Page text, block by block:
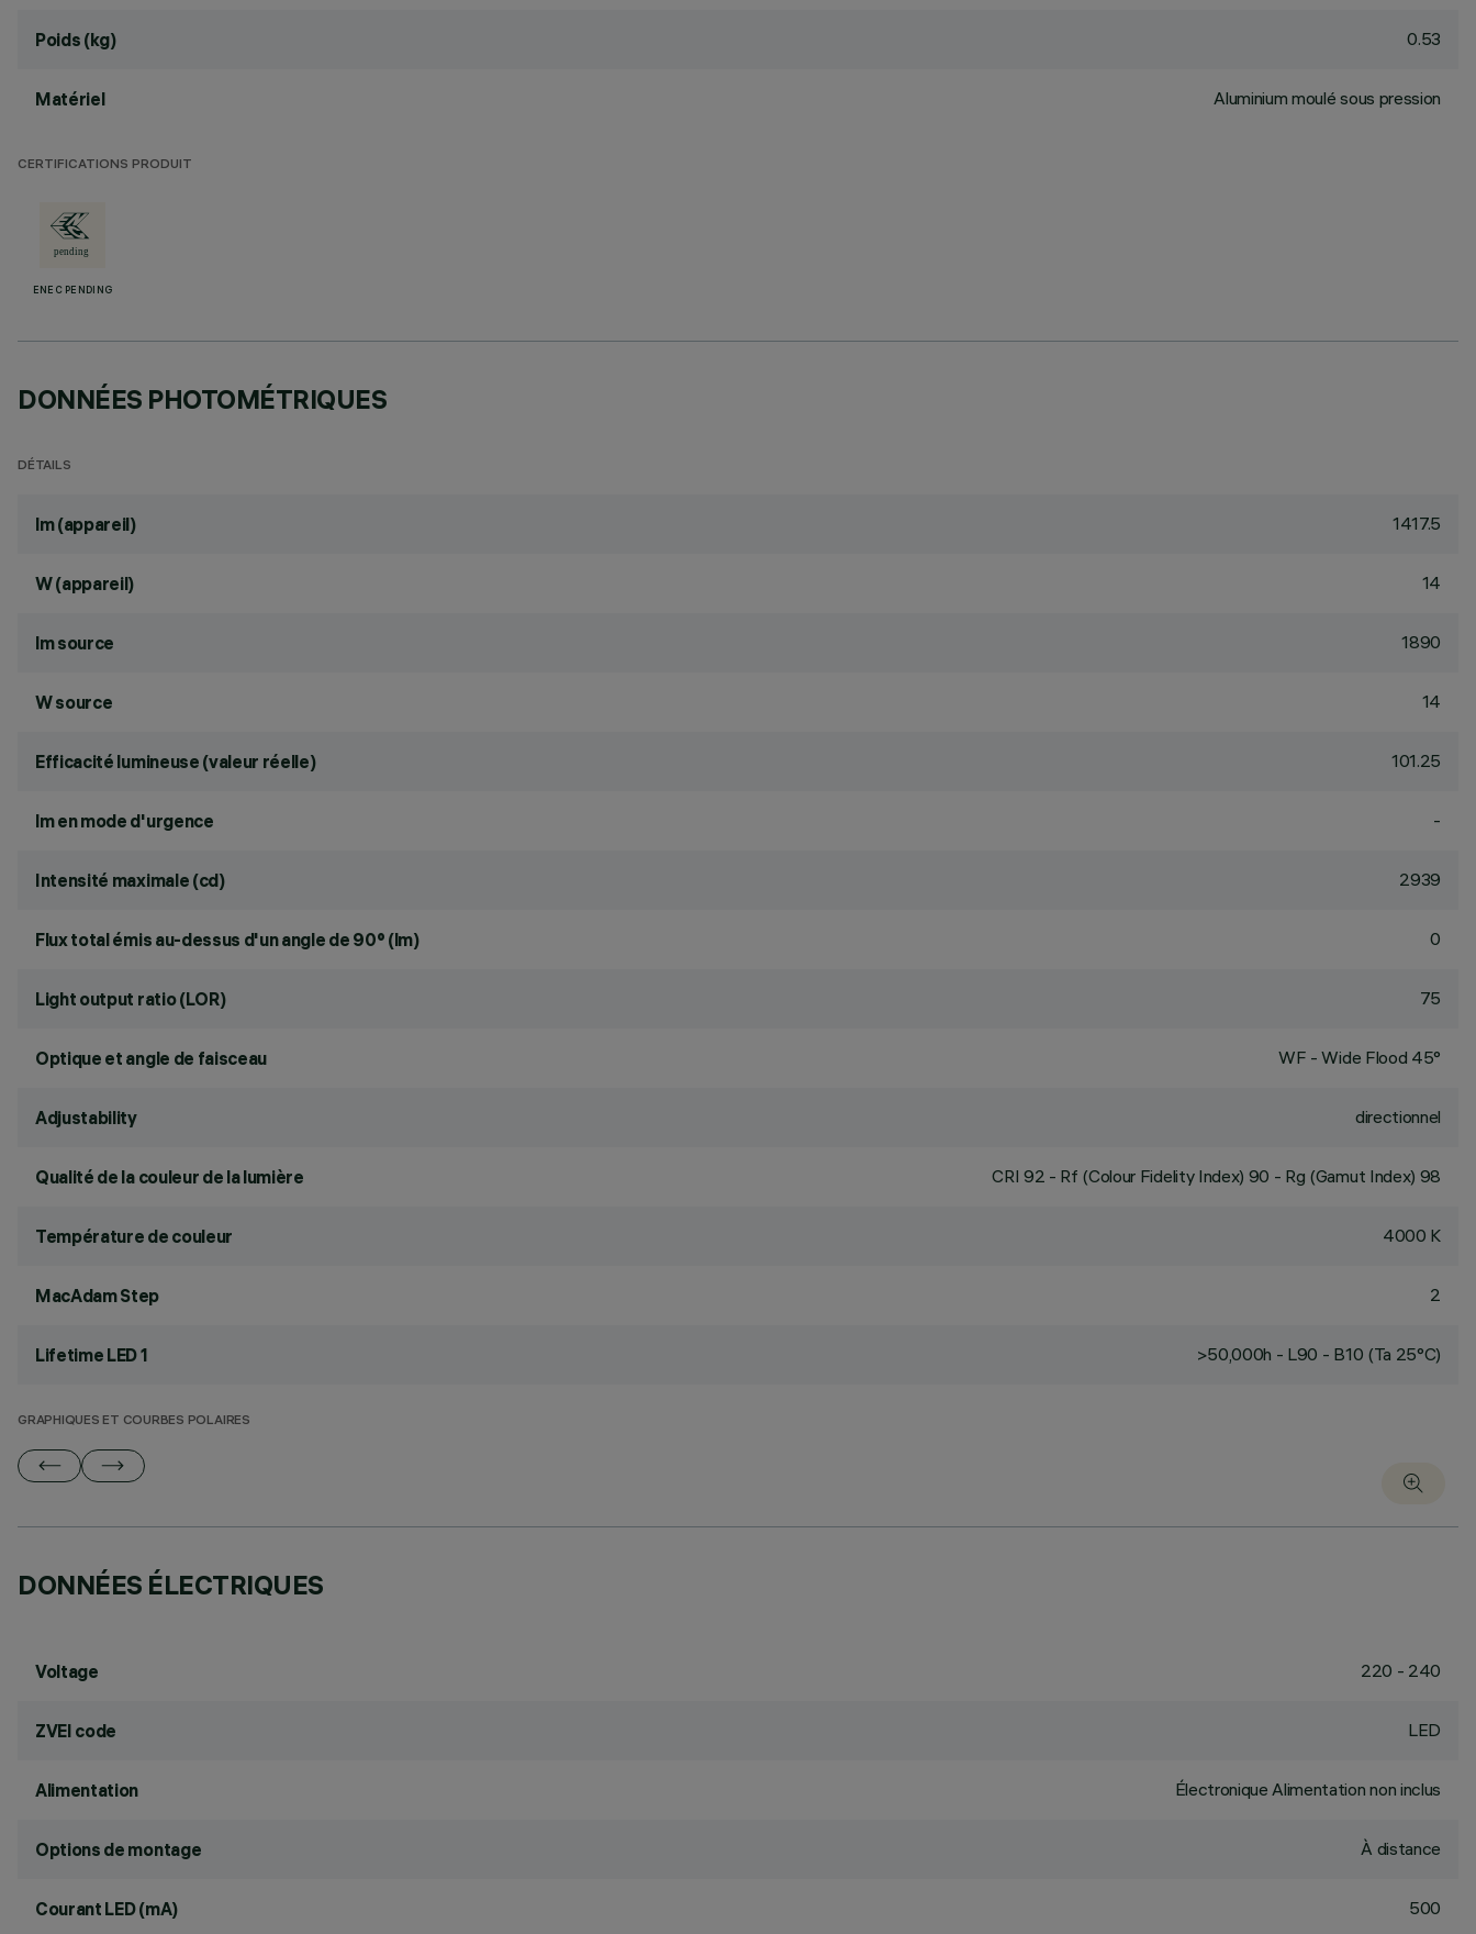
Poids (kg) 0.53
Matériel Aluminium moulé sous pression
CERTIFICATIONS PRODUIT
ENEC PENDING
DONNÉES PHOTOMÉTRIQUES
DÉTAILS
lm (appareil) 1417.5
W (appareil) 14
lm source 1890
W source 14
Efficacité lumineuse (valeur réelle) 101.25
lm en mode d'urgence -
Intensité maximale (cd) 2939
Flux total émis au-dessus d'un angle de 90° (lm) 0
Light output ratio (LOR) 75
Optique et angle de faisceau WF - Wide Flood 45°
Adjustability directionnel
Qualité de la couleur de la lumière CRI 92 - Rf (Colour Fidelity Index) 90 - Rg (Gamut Index) 98
Température de couleur 4000 K
MacAdam Step 2
Lifetime LED 1 >50,000h - L90 - B10 (Ta 25°C)
GRAPHIQUES ET COURBES POLAIRES
DONNÉES ÉLECTRIQUES
Voltage 220 - 240
ZVEI code LED
Alimentation Électronique Alimentation non inclus
Options de montage À distance
Courant LED (mA) 500